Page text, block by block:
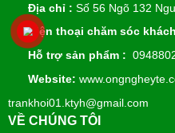
Địa chỉ : Số 56 Ngõ 132
Điện thoại chăm sóc
Hỗ trợ sản phẩm :
Website:
trankhoi01.ktyh@gmail.com
VỀ CHÚNG TÔI